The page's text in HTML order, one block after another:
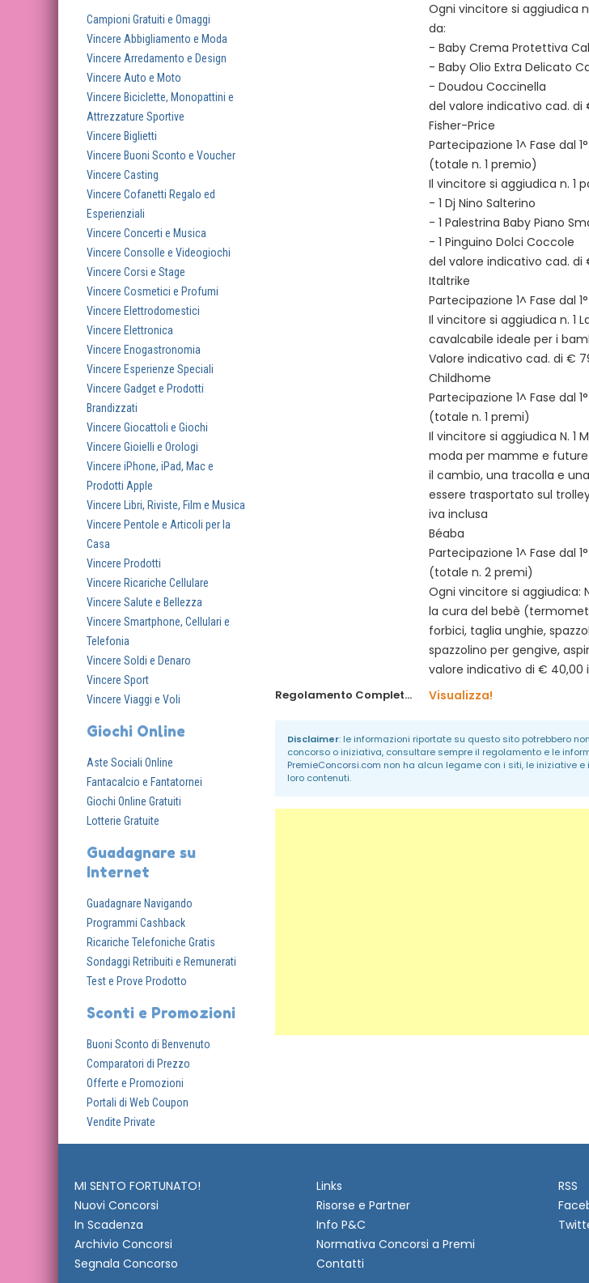
Campioni Gratuiti e Omaggi
Vincere Abbigliamento e Moda
Vincere Arredamento e Design
Vincere Auto e Moto
Vincere Biciclette, Monopattini e
Attrezzature Sportive
Vincere Biglietti
Vincere Buoni Sconto e Voucher
Vincere Casting
Vincere Cofanetti Regalo ed
Esperienziali
Vincere Concerti e Musica
Vincere Consolle e Videogiochi
Vincere Corsi e Stage
Vincere Cosmetici e Profumi
Vincere Elettrodomestici
Vincere Elettronica
Vincere Enogastronomia
Vincere Esperienze Speciali
Vincere Gadget e Prodotti
Brandizzati
Vincere Giocattoli e Giochi
Vincere Gioielli e Orologi
Vincere iPhone, iPad, Mac e
Prodotti Apple
Vincere Libri, Riviste, Film e Musica
Vincere Pentole e Articoli per la
Casa
Vincere Prodotti
Vincere Ricariche Cellulare
Vincere Salute e Bellezza
Vincere Smartphone, Cellulari e
Telefonia
Vincere Soldi e Denaro
Vincere Sport
Vincere Viaggi e Voli
Giochi Online
Aste Sociali Online
Fantacalcio e Fantatornei
Giochi Online Gratuiti
Lotterie Gratuite
Guadagnare su
Internet
Guadagnare Navigando
Programmi Cashback
Ricariche Telefoniche Gratis
Sondaggi Retribuiti e Remunerati
Test e Prove Prodotto
Sconti e Promozioni
Buoni Sconto di Benvenuto
Comparatori di Prezzo
Offerte e Promozioni
Portali di Web Coupon
Vendite Private
Ogni vincitore si aggiudica
da:
- Baby Crema Protettiva
- Baby Olio Extra Delicato
- Doudou Coccinella
del valore indicativo cad. di
Fisher-Price
Partecipazione 1^ Fase dal
(totale n. 1 premio)
Il vincitore si aggiudica n. 1
- 1 Dj Nino Salterino
- 1 Palestrina Baby Piano
- 1 Pinguino Dolci Coccole
del valore indicativo cad. di
Italtrike
Partecipazione 1^ Fase dal
Il vincitore si aggiudica n. 1
cavalcabile ideale per i
Valore indicativo cad. di €
Childhome
Partecipazione 1^ Fase dal
(totale n. 1 premi)
Il vincitore si aggiudica N. 1
moda per mamme e
il cambio, una tracolla e
essere trasportato sul
iva inclusa
Béaba
Partecipazione 1^ Fase dal
(totale n. 2 premi)
Ogni vincitore si aggiudica:
la cura del bebè
forbici, taglia unghie,
spazzolino per gengive,
valore indicativo di € 40,00
Regolamento Completo: Visualizza!
Disclaimer: le informazioni riportate su questo sito potrebbero
concorso o iniziativa, consultare sempre il regolamento e le
PremieConcorsi.com non ha alcun legame con i siti, le iniziative
loro contenuti.
MI SENTO FORTUNATO!
Nuovi Concorsi
In Scadenza
Archivio Concorsi
Segnala Concorso
Links
Risorse e Partner
Info P&C
Normativa Concorsi a Premi
Contatti
RSS